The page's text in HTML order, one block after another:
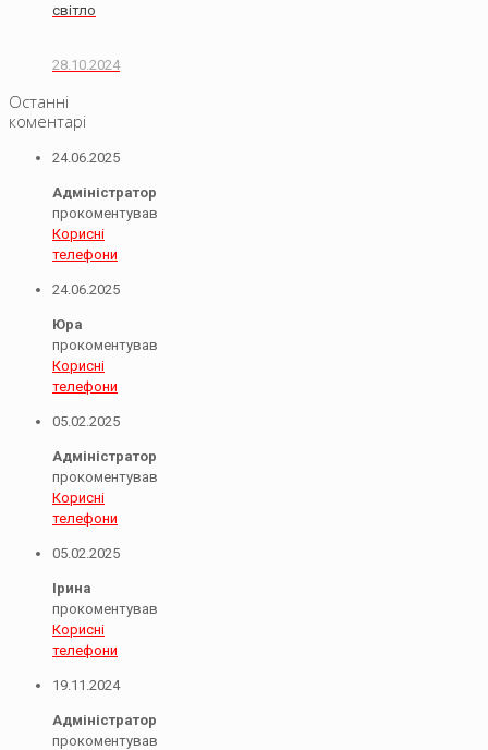
світло
28.10.2024
Останні
коментарі
24.06.2025
Адміністратор
прокоментував
Корисні
телефони
24.06.2025
Юра
прокоментував
Корисні
телефони
05.02.2025
Адміністратор
прокоментував
Корисні
телефони
05.02.2025
Ірина
прокоментував
Корисні
телефони
19.11.2024
Адміністратор
прокоментував